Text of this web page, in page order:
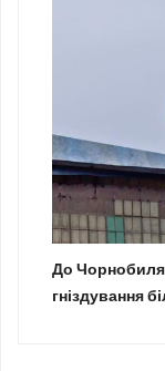
До Чорнобиля
гніздування